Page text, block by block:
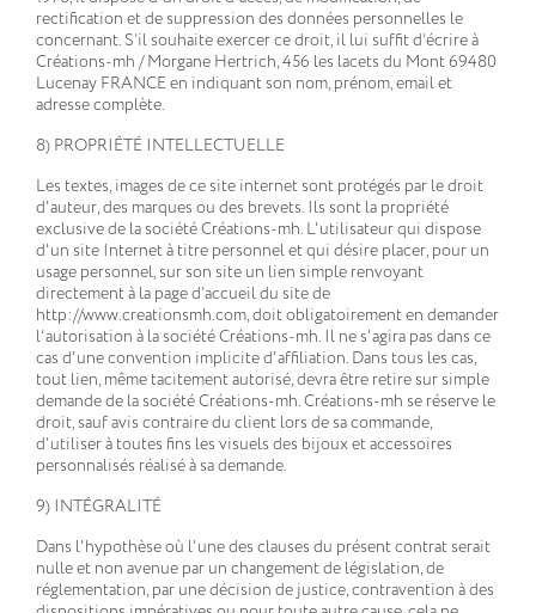
rectification et de suppression des données personnelles le
concernant. S’il souhaite exercer ce droit, il lui suffit d’écrire à
Créations-mh / Morgane Hertrich, 456 les lacets du Mont 69480
Lucenay FRANCE en indiquant son nom, prénom, email et
adresse complète.
8) PROPRIÉTÉ INTELLECTUELLE
Les textes, images de ce site internet sont protégés par le droit
d'auteur, des marques ou des brevets. Ils sont la propriété
exclusive de la société Créations-mh. L'utilisateur qui dispose
d'un site Internet à titre personnel et qui désire placer, pour un
usage personnel, sur son site un lien simple renvoyant
directement à la page d’accueil du site de
http://www.creationsmh.com, doit obligatoirement en demander
l'autorisation à la société Créations-mh. Il ne s'agira pas dans ce
cas d'une convention implicite d'affiliation. Dans tous les cas,
tout lien, même tacitement autorisé, devra être retire sur simple
demande de la société Créations-mh. Créations-mh se réserve le
droit, sauf avis contraire du client lors de sa commande,
d'utiliser à toutes fins les visuels des bijoux et accessoires
personnalisés réalisé à sa demande.
9) INTÉGRALITÉ
Dans l'hypothèse où l'une des clauses du présent contrat serait
nulle et non avenue par un changement de législation, de
réglementation, par une décision de justice, contravention à des